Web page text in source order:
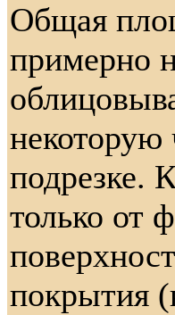
Общая
примерно
некоторую
подрезке.
только от
покрытия